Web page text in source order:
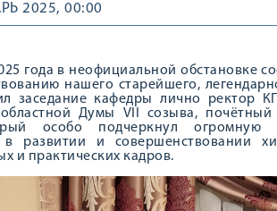
2025, 00:00
в неофициальной обстановке
нашего старейшего,
заседание кафедры лично ректор
Думы VII созыва,
особо подчеркнул
в развитии и совершенствовании
и практических кадров.